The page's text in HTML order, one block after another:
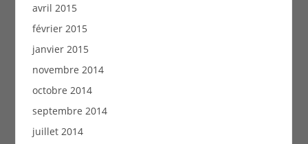
avril 2015
février 2015
janvier 2015
novembre 2014
octobre 2014
septembre 2014
juillet 2014